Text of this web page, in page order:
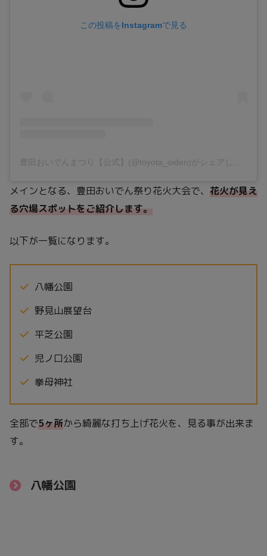
この投稿をInstagramで見る
メインとなる、豊田おいでん祭り花火大会で、 花火が見え
る穴場スポットをご紹介します。
以下が一覧になります。
八幡公園
野見山展望台
平芝公園
児ノ口公園
拳母神社
全部で5ヶ所から綺麗な打ち上げ花火を、見る事が出来ま
す。
八幡公園